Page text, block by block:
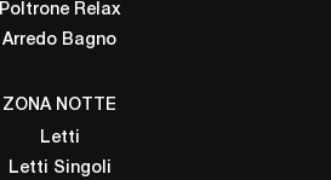
Poltrone Relax
Arredo Bagno
ZONA NOTTE
Letti
Letti Singoli